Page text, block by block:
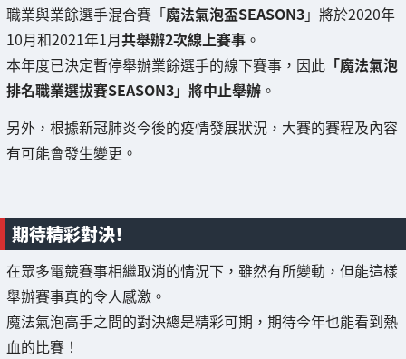
職業與業餘選手混合賽「魔法氣泡盃SEASON3」將於2020年
10月和2021年1月共舉辦2次線上賽事 。
本年度已決定暫停舉辦業餘選手的線下賽事，因此 「魔法氣泡
排名職業選拔賽SEASON3」將中止舉辦 。
另外，根據新冠肺炎今後的疫情發展狀況，大賽的賽程及內容
有可能會發生變更。
期待精彩對決！
在眾多電競賽事相繼取消的情況下，雖然有所變動，但能這樣
舉辦賽事真的令人感激。
魔法氣泡高手之間的對決總是精彩可期，期待今年也能看到熱
血的比賽！